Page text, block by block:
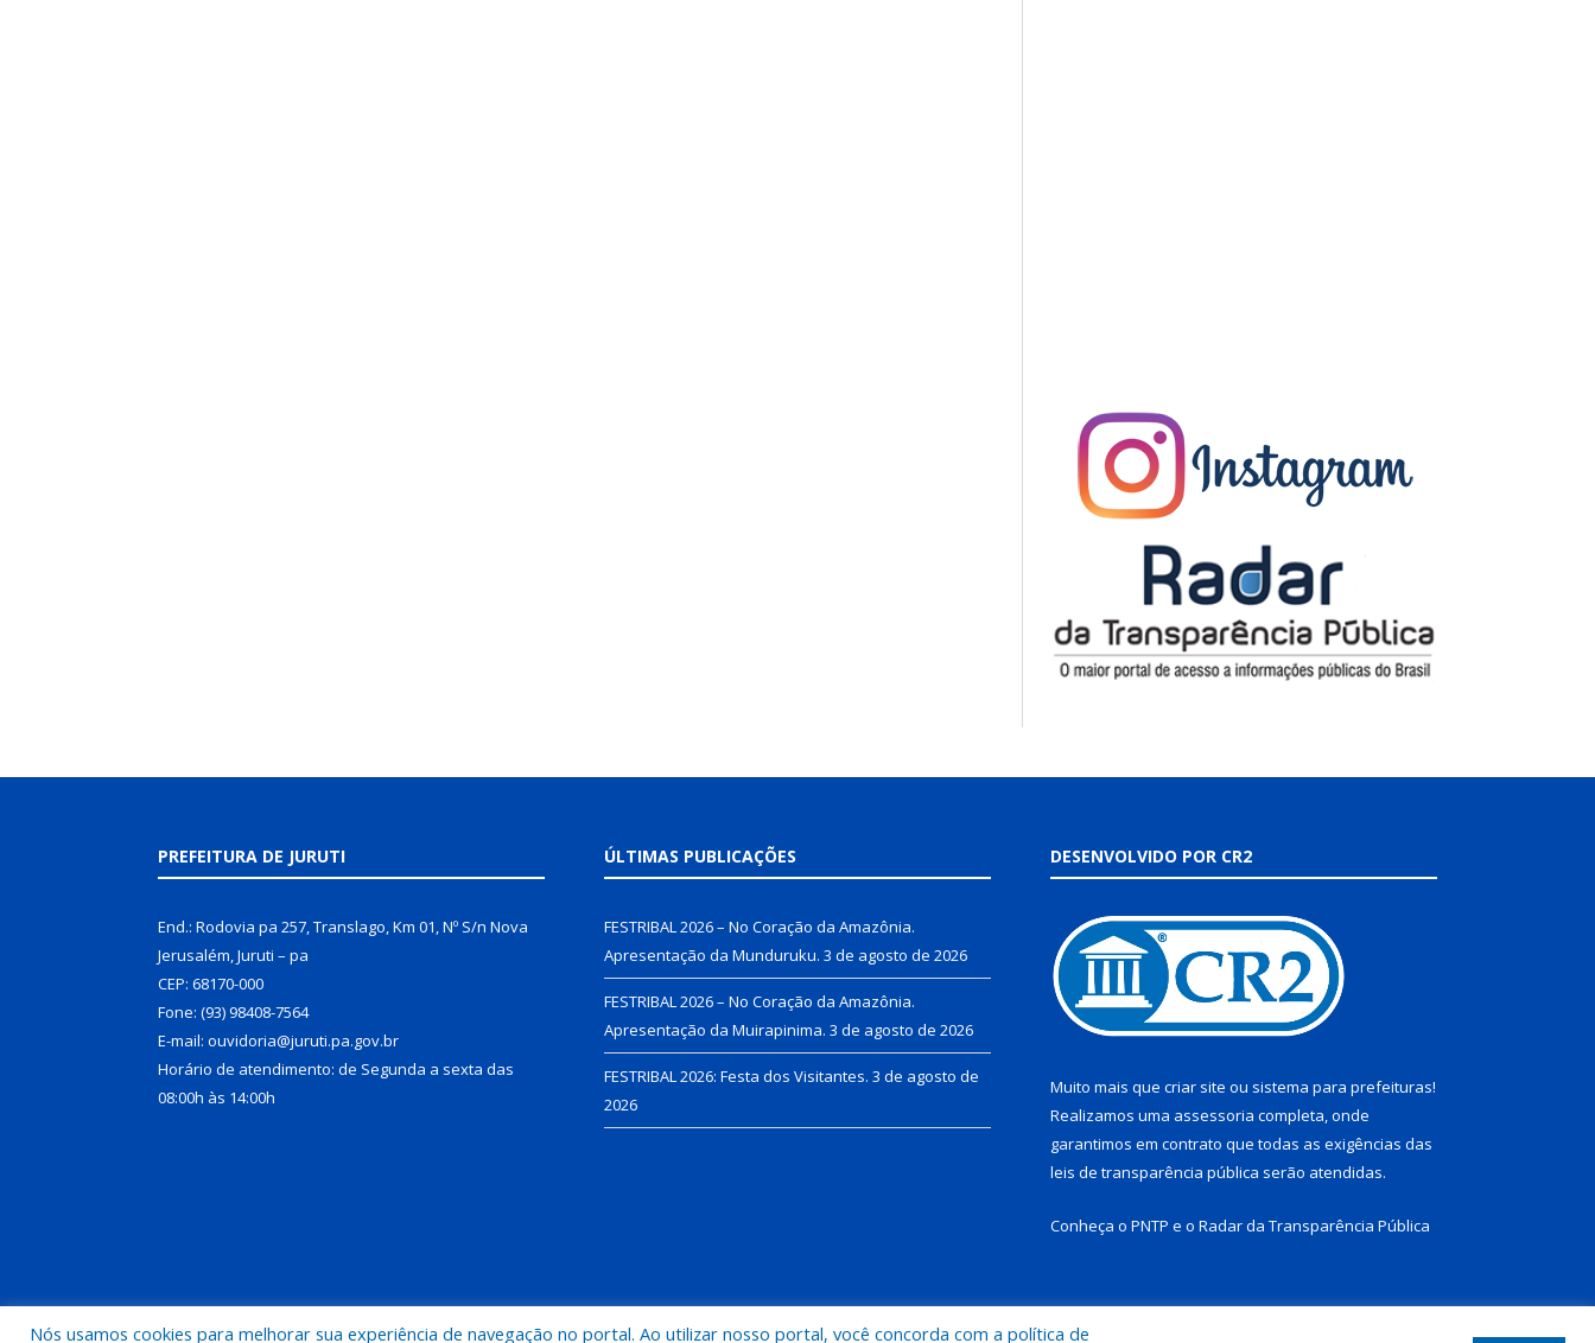
PREFEITURA DE JURUTI
End.: Rodovia pa 257, Translago, Km 01, Nº S/n Nova
Jerusalém, Juruti – pa
CEP: 68170-000
Fone: (93) 98408-7564
E-mail: ouvidoria@juruti.pa.gov.br
Horário de atendimento: de Segunda a sexta das
08:00h às 14:00h
ÚLTIMAS PUBLICAÇÕES
FESTRIBAL 2026 – No Coração da Amazônia.
Apresentação da Munduruku. 3 de agosto de 2026
FESTRIBAL 2026 – No Coração da Amazônia.
Apresentação da Muirapinima. 3 de agosto de 2026
FESTRIBAL 2026: Festa dos Visitantes. 3 de agosto de
2026
DESENVOLVIDO POR CR2
Muito mais que criar site ou sistema para prefeituras!
Realizamos uma assessoria completa, onde
garantimos em contrato que todas as exigências das
leis de transparência pública serão atendidas.
Conheça o PNTP e o Radar da Transparência Pública
Nós usamos cookies para melhorar sua experiência de navegação no portal. Ao utilizar nosso portal, você concorda com a política de